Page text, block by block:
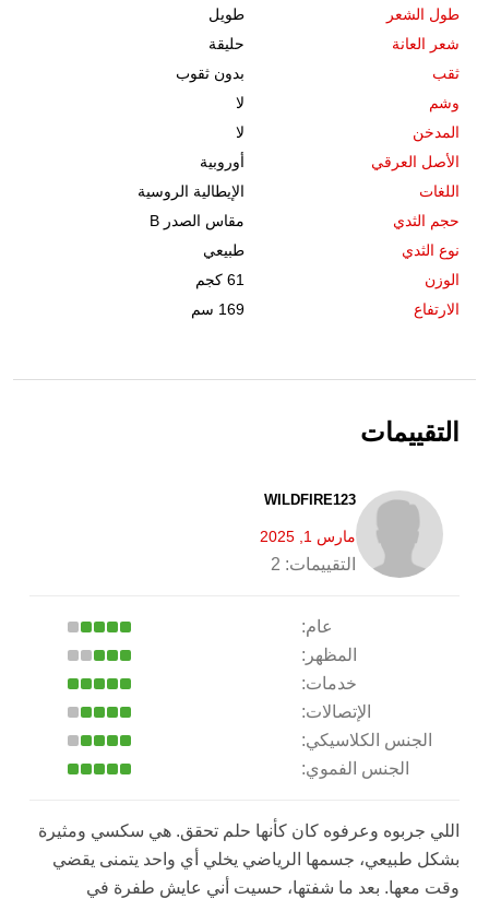
طول الشعر
طويل
شعر العانة
حليقة
ثقب
بدون ثقوب
وشم
لا
المدخن
لا
الأصل العرقي
أوروبية
اللغات
الإيطالية الروسية
حجم الثدي
مقاس الصدر B
نوع الثدي
طبيعي
الوزن
61 كجم
الارتفاع
169 سم
التقييمات
WILDFIRE123
مارس 1, 2025
التقييمات: 2
عام:
المظهر:
خدمات:
الإتصالات:
الجنس الكلاسيكي:
الجنس الفموي:
اللي جربوه وعرفوه كان كأنها حلم تحقق. هي سكسي ومثيرة
بشكل طبيعي، جسمها الرياضي يخلي أي واحد يتمنى يقضي
وقت معها. بعد ما شفتها، حسيت أني عايش طفرة في